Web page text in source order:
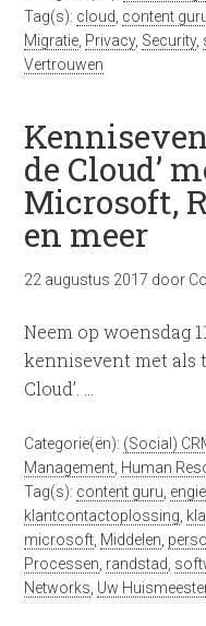
Tag(s): cloud content
Migratie Privacy, Security,
Vertrouwen
de Cloud’
Microsoft,
en meer
22 augustus 2017 door
Neem op woensdag
kennisevent met als
Cloud’. …
Categorie(ën): (Social)
Management Human
Tag(s): content guru engie
klantcontactoplossing
microsoft Middelen
Processen randstad
Networks Uw